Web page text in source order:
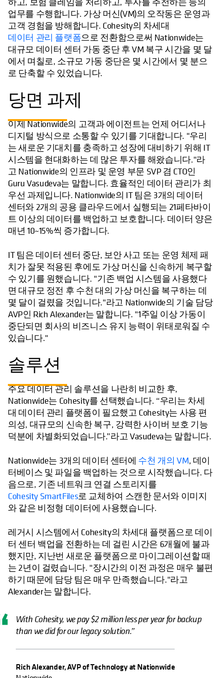
업무를 수행합니다. 가상 머신(VM)의 오작동은 운영과
고객 경험을 방해합니다. Cohesity의 차세대
데이터 관리 플랫폼으로 전환함으로써 Nationwide는
대규모 데이터 센터 가동 중단 후 VM 복구 시간을 몇 달
에서 며칠로, 소규모 가동 중단은 몇 시간에서 몇 분으
로 단축할 수 있었습니다.
당면 과제
이제 Nationwide의 고객과 에이전트는 언제 어디서나
디지털 방식으로 소통할 수 있기를 기대합니다. "우리
는 새로운 기대치를 충족하고 성장에 대비하기 위해 IT
시스템을 현대화하는 데 많은 투자를 해왔습니다."라
고 Nationwide의 인프라 및 운영 부문 SVP 겸 CTO인
Guru Vasudeva는 말합니다. 효율적인 데이터 관리가 최
우선 과제입니다. Nationwide의 IT 팀은 3개의 데이터
센터와 2개의 공용 클라우드에서 실행되는 21페타바이
트 이상의 데이터를 백업하고 보호합니다. 데이터 양은
매년 10~15%씩 증가합니다.
IT 팀은 데이터 센터 중단, 보안 사고 또는 운영 체제 패
치가 잘못 적용된 후에도 가상 머신을 신속하게 복구할
수 있기를 원했습니다. "기존 백업 시스템을 사용했다
면 대규모 정전 후 수천 대의 가상 머신을 복구하는 데
몇 달이 걸렸을 것입니다."라고 Nationwide의 기술 담당
AVP인 Rich Alexander는 말합니다. "1주일 이상 가동이
중단되면 회사의 비즈니스 유지 능력이 위태로워질 수
있습니다."
솔루션
주요 데이터 관리 솔루션을 나란히 비교한 후,
Nationwide는 Cohesity를 선택했습니다. “우리는 차세
대 데이터 관리 플랫폼이 필요했고 Cohesity는 사용 편
의성, 대규모의 신속한 복구, 강력한 사이버 보호 기능
덕분에 차별화되었습니다.”라고 Vasudeva는 말합니다.
Nationwide는 3개의 데이터 센터에 수천 개의 VM, 데이
터베이스 및 파일을 백업하는 것으로 시작했습니다. 다
음으로, 기존 네트워크 연결 스토리지를
Cohesity SmartFiles로 교체하여 스캔한 문서와 이미지
와 같은 비정형 데이터에 사용했습니다.
레거시 시스템에서 Cohesity의 차세대 플랫폼으로 데이
터 센터 백업을 전환하는 데 걸린 시간은 6개월에 불과
했지만, 지난번 새로운 플랫폼으로 마이그레이션할 때
는 2년이 걸렸습니다. "장시간의 이전 과정은 매우 불편
하기 때문에 담당 팀은 매우 만족했습니다."라고
Alexander는 말합니다.
With Cohesity, we pay $2 million less per year for backup
than we did for our legacy solution.”
Rich Alexander, AVP of Technology at Nationwide